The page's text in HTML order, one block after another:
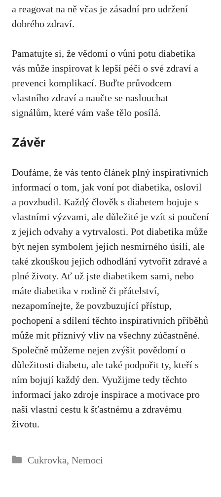
a reagovat na ně‍ včas je⁣ zásadní pro udržení
dobrého⁣ zdraví.
Pamatujte si, že vědomí⁢ o‍ vůni potu diabetika ​
vás může inspirovat k lepší péči ‌o ⁣své zdraví a‍
prevenci komplikací. ⁤Buďte průvodcem
vlastního⁢ zdraví a naučte ‍se naslouchat
signálům, které vám vaše tělo ⁣posílá.
Závěr
Doufáme,‌ že vás tento článek plný inspirativních
‍informací o tom, jak voní​ pot diabetika, ⁣oslovil⁤
a povzbudil. Každý⁣ člověk s diabetem bojuje s
vlastními výzvami, ale důležité je vzít si poučení
​z jejich odvahy a vytrvalosti. Pot diabetika může
být nejen symbolem jejich ⁣nesmírného ‍úsilí, ale
také zkouškou‌ jejich odhodlání vytvořit​ zdravé‌ a
plné životy. Ať už jste diabetikem sami, nebo‌
máte⁢ diabetika v rodině či přátelství,
⁤nezapomínejte, že ⁢povzbuzující přístup,
pochopení‌ a sdílení těchto inspirativních příběhů
může⁢ mít‌ příznivý⁤ vliv na všechny‌ zúčastněné.
Společně můžeme nejen zvýšit povědomí o
důležitosti diabetu, ale také podpořit ty,​ kteří⁤ s
ním bojují každý‌ den. Využijme tedy těchto
informací jako zdroje inspirace⁤ a motivace pro
naši ⁢vlastní cestu k šťastnému‍ a‍ zdravému
životu.
Rubriky
Cukrovka, Nemoci